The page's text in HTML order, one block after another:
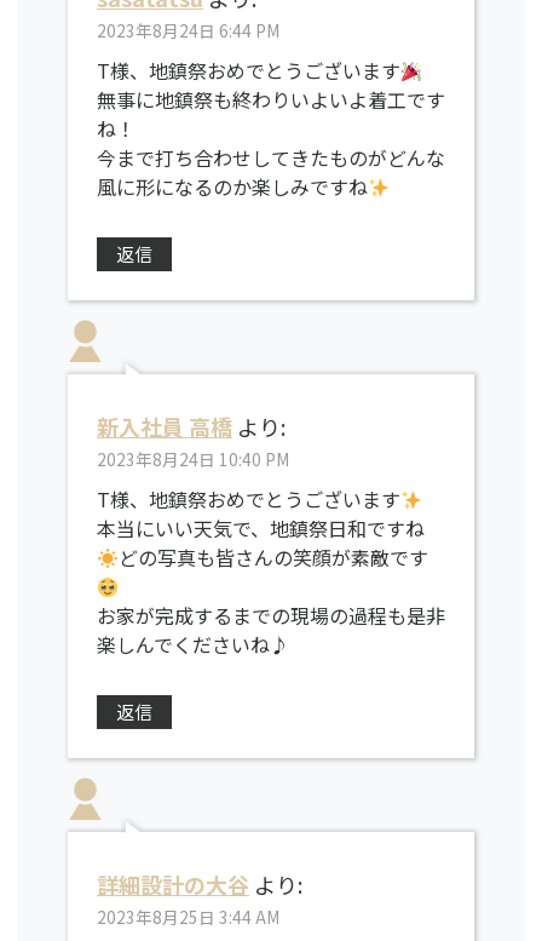
2023年8月24日 6:44 PM
T様、地鎮祭おめでとうございます
無事に地鎮祭も終わりいよいよ着工です
ね！
今まで打ち合わせしてきたものがどんな
風に形になるのか楽しみですね
返信
新入社員 高橋 より:
2023年8月24日 10:40 PM
T様、地鎮祭おめでとうございます
本当にいい天気で、地鎮祭日和ですね
どの写真も皆さんの笑顔が素敵です
お家が完成するまでの現場の過程も是非
楽しんでくださいね♪
返信
詳細設計の大谷 より:
2023年8月25日 3:44 AM